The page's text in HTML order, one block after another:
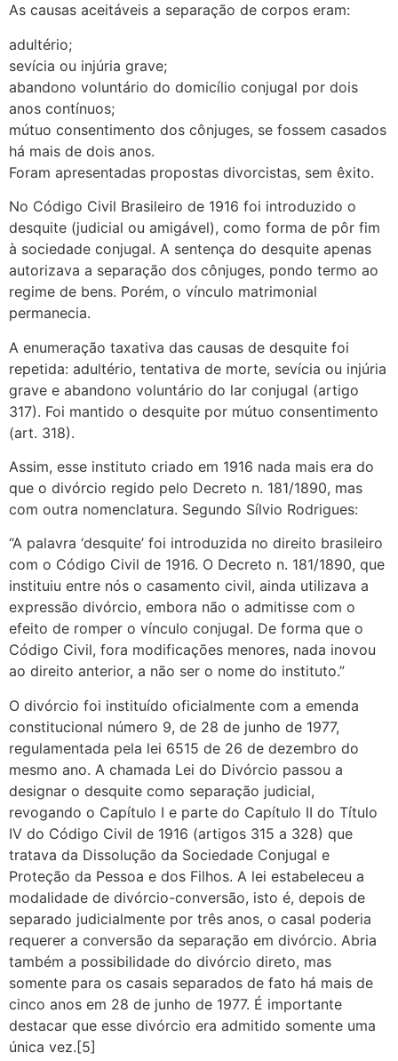
As causas aceitáveis a separação de corpos eram:
adultério;
sevícia ou injúria grave;
abandono voluntário do domicílio conjugal por dois
anos contínuos;
mútuo consentimento dos cônjuges, se fossem casados
há mais de dois anos.
Foram apresentadas propostas divorcistas, sem êxito.
No Código Civil Brasileiro de 1916 foi introduzido o
desquite (judicial ou amigável), como forma de pôr fim
à sociedade conjugal. A sentença do desquite apenas
autorizava a separação dos cônjuges, pondo termo ao
regime de bens. Porém, o vínculo matrimonial
permanecia.
A enumeração taxativa das causas de desquite foi
repetida: adultério, tentativa de morte, sevícia ou injúria
grave e abandono voluntário do lar conjugal (artigo
317). Foi mantido o desquite por mútuo consentimento
(art. 318).
Assim, esse instituto criado em 1916 nada mais era do
que o divórcio regido pelo Decreto n. 181/1890, mas
com outra nomenclatura. Segundo Sílvio Rodrigues:
“A palavra ‘desquite’ foi introduzida no direito brasileiro
com o Código Civil de 1916. O Decreto n. 181/1890, que
instituiu entre nós o casamento civil, ainda utilizava a
expressão divórcio, embora não o admitisse com o
efeito de romper o vínculo conjugal. De forma que o
Código Civil, fora modificações menores, nada inovou
ao direito anterior, a não ser o nome do instituto.”
O divórcio foi instituído oficialmente com a emenda
constitucional número 9, de 28 de junho de 1977,
regulamentada pela lei 6515 de 26 de dezembro do
mesmo ano. A chamada Lei do Divórcio passou a
designar o desquite como separação judicial,
revogando o Capítulo I e parte do Capítulo II do Título
IV do Código Civil de 1916 (artigos 315 a 328) que
tratava da Dissolução da Sociedade Conjugal e
Proteção da Pessoa e dos Filhos. A lei estabeleceu a
modalidade de divórcio-conversão, isto é, depois de
separado judicialmente por três anos, o casal poderia
requerer a conversão da separação em divórcio. Abria
também a possibilidade do divórcio direto, mas
somente para os casais separados de fato há mais de
cinco anos em 28 de junho de 1977. É importante
destacar que esse divórcio era admitido somente uma
única vez.[5]